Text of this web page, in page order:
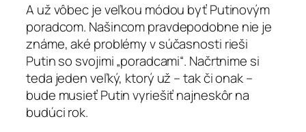
A už vôbec je veľkou módou byť Putinovým
poradcom. Našincom pravdepodobne nie je
známe, aké problémy v súčasnosti rieši
Putin so svojimi „poradcami“. Načrtnime si
teda jeden veľký, ktorý už – tak či onak –
bude musieť Putin vyriešiť najneskôr na
budúci rok.